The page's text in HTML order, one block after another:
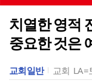
치열한 영적
중요한 것은
교회일반 교회 LA=